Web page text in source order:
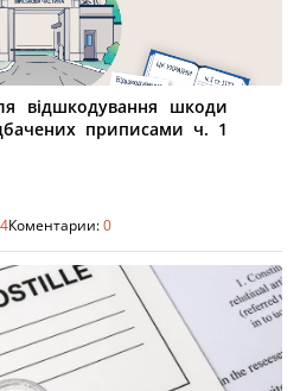
відшкодування шкоди
приписами ч. 1
Коментарии:0